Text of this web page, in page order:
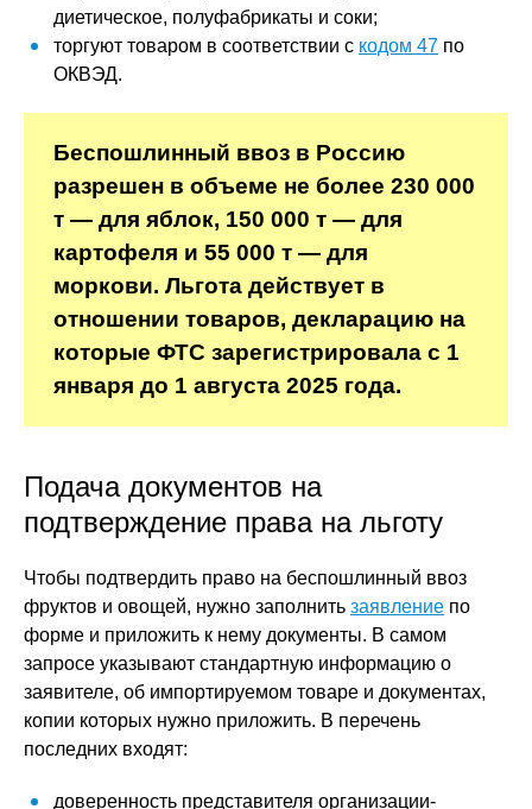
диетическое, полуфабрикаты и соки;
торгуют товаром в соответствии с кодом 47 по
ОКВЭД.
Беспошлинный ввоз в Россию
разрешен в объеме не более 230 000
т — для яблок, 150 000 т — для
картофеля и 55 000 т — для
моркови. Льгота действует в
отношении товаров, декларацию на
которые ФТС зарегистрировала с 1
января до 1 августа 2025 года.
Подача документов на
подтверждение права на льготу
Чтобы подтвердить право на беспошлинный ввоз
фруктов и овощей, нужно заполнить заявление по
форме и приложить к нему документы. В самом
запросе указывают стандартную информацию о
заявителе, об импортируемом товаре и документах,
копии которых нужно приложить. В перечень
последних входят:
доверенность представителя организации-